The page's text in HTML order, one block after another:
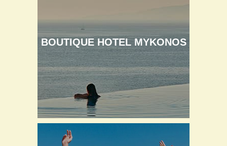
BOUTIQUE HOTEL MYKONOS